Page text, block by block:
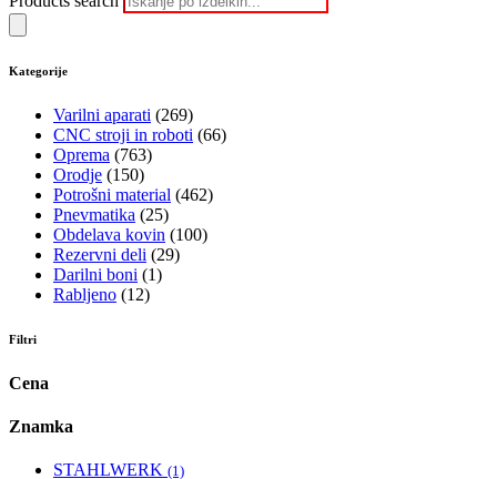
Kategorije
Varilni aparati (269)
CNC stroji in roboti (66)
Oprema (763)
Orodje (150)
Potrošni material (462)
Pnevmatika (25)
Obdelava kovin (100)
Rezervni deli (29)
Darilni boni (1)
Rabljeno (12)
Filtri
Cena
Znamka
STAHLWERK (1)